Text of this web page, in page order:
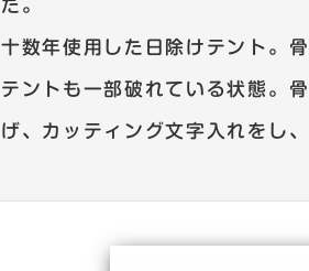
た。
十数年使用した日除けテント。
テントも一部破れている状態。
げ、カッティング文字入れをし